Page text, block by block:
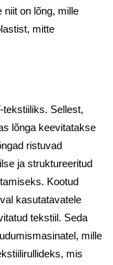
on lõng, mille
mitte
tekstiiliks. Sellest,
lõnga keevitatakse
ristuvad
ja struktureeritud
Kootud
kasutatavatele
tekstiil. Seda
mille
mis